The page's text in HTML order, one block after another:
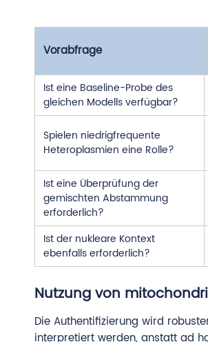
Vorabfrage
Ist eine Baseline-Probe des
gleichen Modells verfügbar?
Spielen niedrigfrequente
Heteroplasmien eine Rolle?
Ist eine Überprüfung der
gemischten Abstammung
erforderlich?
Ist der nukleare Kontext
ebenfalls erforderlich?
Nutzung von
Die Authentifizierung wird
interpretiert werden, anstatt ad